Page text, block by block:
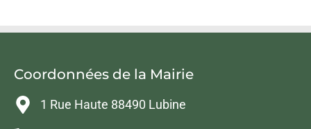
Coordonnées de la Mairie
1 Rue Haute 88490 Lubine